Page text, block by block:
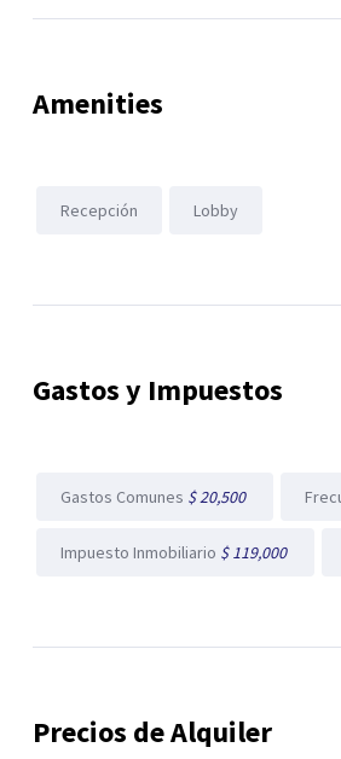
Amenities
Recepción Lobby
Gastos y Impuestos
Gastos Comunes $ 20,500
Impuesto Inmobiliario $ 119,000
Precios de Alquiler